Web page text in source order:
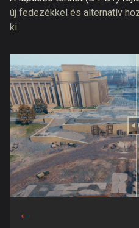
új fedezékkel és alternatív
ki.